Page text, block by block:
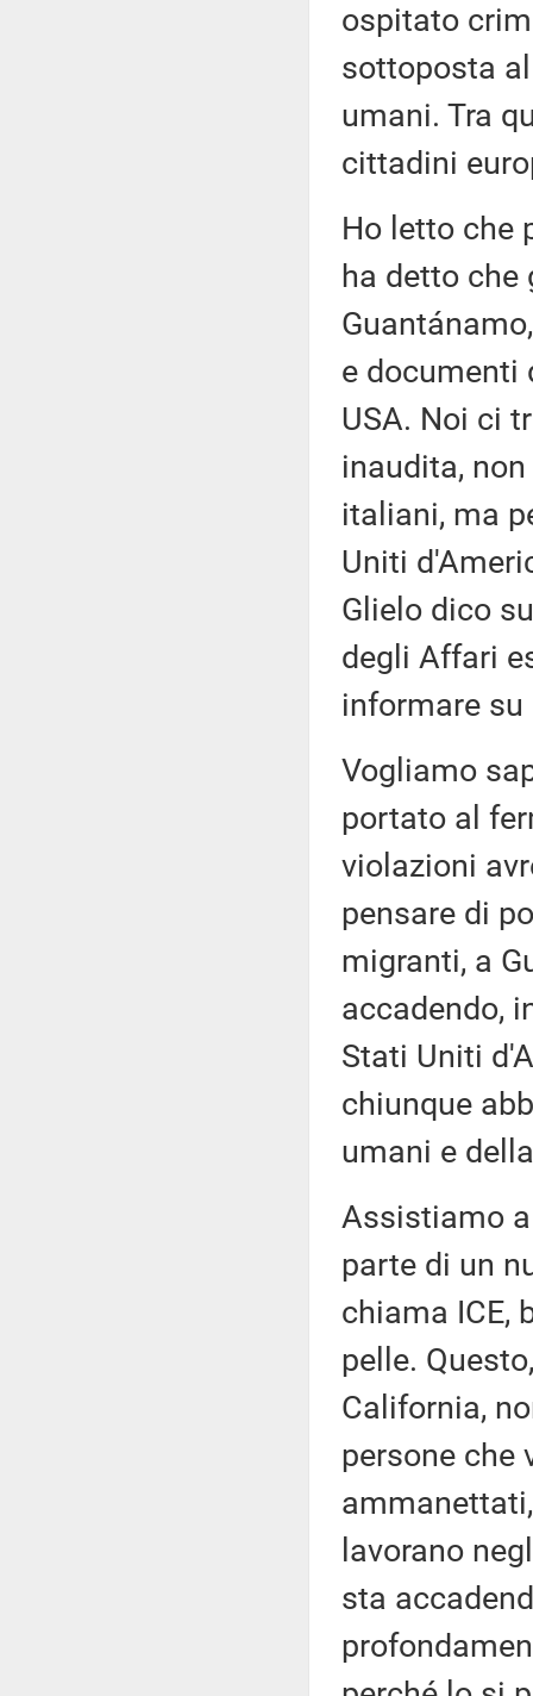
ospitato
sottoposta
umani. Tra
cittadini
Ho letto che
ha detto che
e documenti
USA. Noi ci
inaudita,
italiani, ma
Uniti
Glielo dico
degli Affari
informare
Vogliamo
portato al
violazioni
pensare di
migranti, a
accadendo,
Stati Uniti
chiunque
umani e
Assistiamo
parte di un
chiama ICE,
pelle.
California,
persone che
lavorano
sta